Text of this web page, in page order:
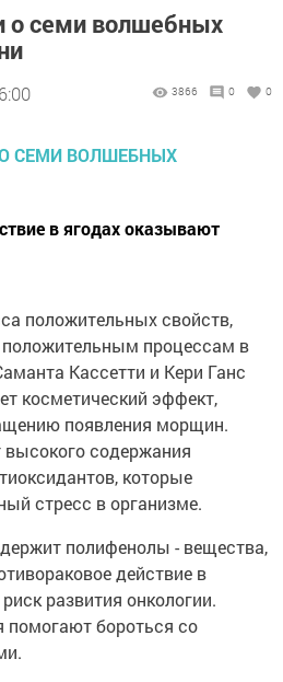
о семи волшебных
3866 0 0
в ягодах оказывают
положительных свойств,
процессам в
Кассетти и Кери Ганс
косметический эффект,
появления морщин.
высокого содержания
которые
стресс в организме.
полифенолы - вещества,
действие в
развития онкологии.
помогают бороться со